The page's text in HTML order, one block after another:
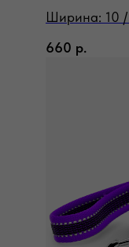
Ширина: 10
660 р.